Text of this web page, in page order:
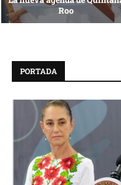
Reconocimiento de viajeros
PORTADA